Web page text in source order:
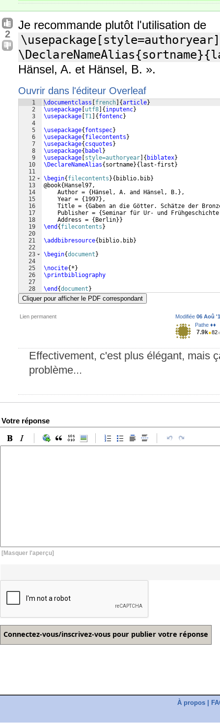
2
Je recommande plutôt l'utilisation de
Hänsel, A. et Hänsel, B. ».
Ouvrir dans l'éditeur Overleaf
1
2
3
4
5
6
7
8
9
10
11
12
13
14
15
16
17
18
19
20
21
22
23
24
25
26
27
28
\documentclass french {article}
\usepackage utf8 { inputenc}
\usepackage T1 { fontenc}
\usepackage{ fontspec}
\usepackage{ filecontents }
\usepackage{ csquotes }
\usepackage{ babel }
\usepackage style=authoryear { biblatex}
\DeclareNameAlias{ sortname}{ last-first }
\begin{ filecontents }{ biblio.bib}
@book{ Hansel97,
    Author =
{ Hänsel, A. and Hänsel, B. } ,
    Year =
{ 1997} ,
    Title =
{Gaben an die Götter. Schätze der
    Publisher =
{Seminar für Ur- und
    Address =
{ Berlin}}
\end { filecontents }
\addbibresource{ biblio.bib}
\begin{document }
\nocite{ * }
\printbibliography
\end {document }
Cliquer pour afficher le PDF correspondant
Lien permanent Modifiée 06 Aoû
Pathe ♦♦
7.9k●82
Effectivement, c'est plus élégant, mais
problème...
Votre réponse
[Masquer l'aperçu]
À propos |